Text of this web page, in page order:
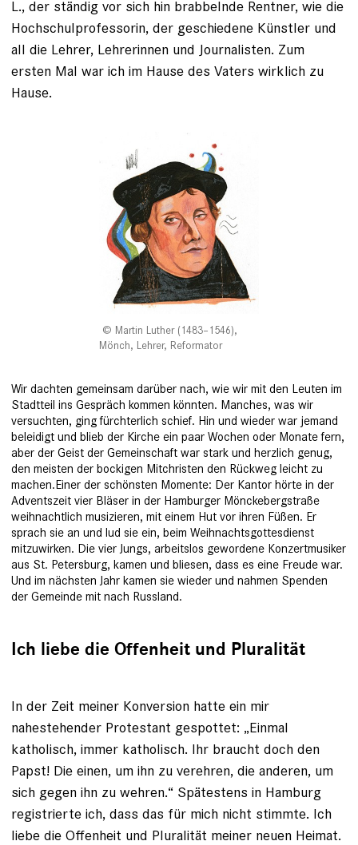
L., der ständig vor sich hin brabbelnde Rentner, wie die
Hochschulprofessorin, der geschiedene Künstler und
all die ­Lehrer, Lehrerinnen und Journalisten. Zum
ersten Mal war ich im Hause des Vaters wirklich zu
Hause.
Martin Luther (1483–1546),
Mönch, Lehrer, Reformator
Wir dachten gemeinsam darüber nach, wie wir mit den Leuten im
Stadtteil ins Gespräch kommen könnten. Manches, was wir
versuchten, ging fürchterlich schief. Hin und wieder war jemand
beleidigt und blieb der Kirche ein paar Wochen oder Monate fern,
aber der Geist der Gemeinschaft war stark und herzlich genug,
den meisten der bockigen Mitchristen den Rückweg leicht zu
machen.Einer der schönsten Momente: Der Kantor hörte in der
Advents­zeit vier Bläser in der Hamburger Mönckebergstraße
weihnachtlich musizieren, mit einem Hut vor ihren Füßen. Er
sprach sie an und lud sie ein, beim Weihnachtsgottesdienst
mitzuwirken. Die vier Jungs, arbeitslos gewordene Konzertmusiker
aus St. Petersburg, kamen und bliesen, dass es eine Freude war.
Und im nächsten Jahr kamen sie wieder und nahmen Spenden
der Gemeinde mit nach Russland.
Ich liebe die Offenheit und Pluralität
In der Zeit meiner Konversion hatte ein mir
nahestehender Protestant gespottet: „Einmal
katholisch, immer katholisch. Ihr braucht doch den
Papst! Die einen, um ihn zu verehren, die anderen, um
sich gegen ihn zu wehren.“ Spätestens in Hamburg
registrierte ich, dass das für mich nicht stimmte. Ich
liebe die Offenheit und Pluralität meiner neuen Heimat.